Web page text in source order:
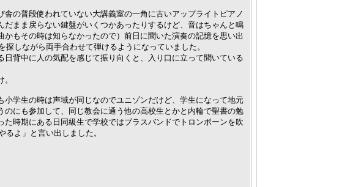
の普段使われていない大講義室の一角に古いアップライトピアノ
だまま戻らない鍵盤がいくつかあったりするけど、音はちゃんと鳴
もその時は知らなかったので）前日に聞いた演奏の記憶を思い出
しながら両手合わせて弾けるようになっていました。
背中に人の気配を感じて振り向くと、入り口に立って聞いている
学生の時は声域が同じなのでユニゾンだけど、学生になって地元
にも参加して、同じ教会に通う他の高校生とかと内輪で聖書の勉
時期にある日同級生で学校ではブラスバンドでトロンボーンを吹
よ」と言い出しました。